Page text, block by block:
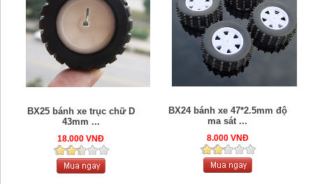
BX25 bánh xe trục chữ D
43mm ...
18.000 VNĐ
BX24 bánh xe 47*2.5mm độ
ma sát ...
8.000 VNĐ